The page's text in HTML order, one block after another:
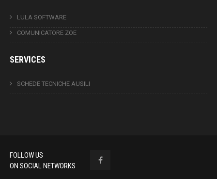
LULA SOFTWARE
COMUNICATORE ZOE
SERVICES
SCHEDE TECNICHE AUSILI
FOLLOW US
ON SOCIAL NETWORKS